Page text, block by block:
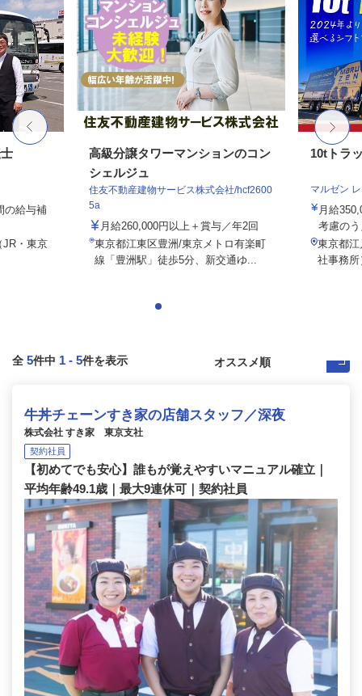
の給与補
JR・東京
高級分譲タワーマンションのコン
シェルジュ
住友不動産建物サービス株式会社/hcf2600
5a
月給260,000円以上＋賞与／年2回
東京都江東区豊洲/東京メトロ有楽町
線「豊洲駅」徒歩5分、新交通ゆ...
10tトラ
マルゼン
月給
考慮の
東京都江
社事務
全 5件中 1 - 5件を表示
牛丼チェーンすき家の店舗スタッフ／深夜
株式会社 すき家 東京支社
契約社員
【初めてでも安心】誰もが覚えやすいマニュアル確立｜
平均年齢49.1歳｜最大9連休可｜契約社員